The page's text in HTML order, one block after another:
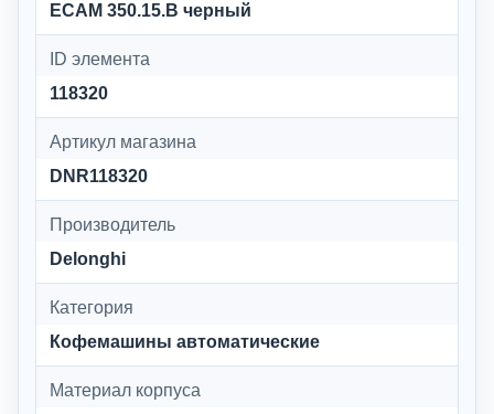
ECAM 350.15.B черный
ID элемента
118320
Артикул магазина
DNR118320
Производитель
Delonghi
Категория
Кофемашины автоматические
Материал корпуса